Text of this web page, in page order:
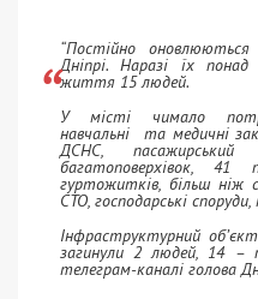
“Постійно
Дніпрі. Наразі їх
життя 15 людей.
У місті чимало
навчальні та медичні
ДСНС,
багатоповерхівок, 41
гуртожитків, більш
СТО, господарські
Інфраструктурний
загинули 2 людей, 14 –
телеграм-каналі голова